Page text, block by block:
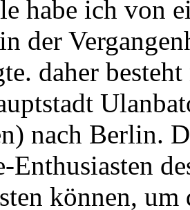
habe ich von
der
daher
nach Berlin.
Enthusiasten
können,